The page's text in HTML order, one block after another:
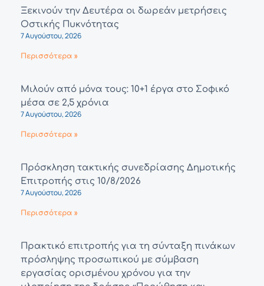
Ξεκινούν την Δευτέρα οι δωρεάν μετρήσεις
Οστικής Πυκνότητας
7 Αυγούστου, 2026
Περισσότερα »
Μιλούν από μόνα τους: 10+1 έργα στο Σοφικό
μέσα σε 2,5 χρόνια
7 Αυγούστου, 2026
Περισσότερα »
Πρόσκληση τακτικής συνεδρίασης Δημοτικής
Επιτροπής στις 10/8/2026
7 Αυγούστου, 2026
Περισσότερα »
Πρακτικό επιτροπής για τη σύνταξη πινάκων
πρόσληψης προσωπικού με σύμβαση
εργασίας ορισμένου χρόνου για την